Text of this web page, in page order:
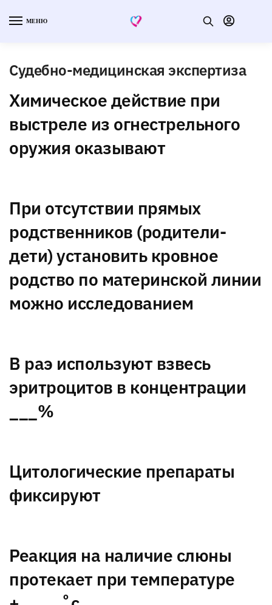
МЕНЮ
Судебно-медицинская экспертиза
Химическое действие при
выстреле из огнестрельного
оружия оказывают
При отсутствии прямых
родственников (родители-
дети) установить кровное
родство по материнской линии
можно исследованием
В раэ используют взвесь
эритроцитов в концентрации
___%
Цитологические препараты
фиксируют
Реакция на наличие слюны
протекает при температуре